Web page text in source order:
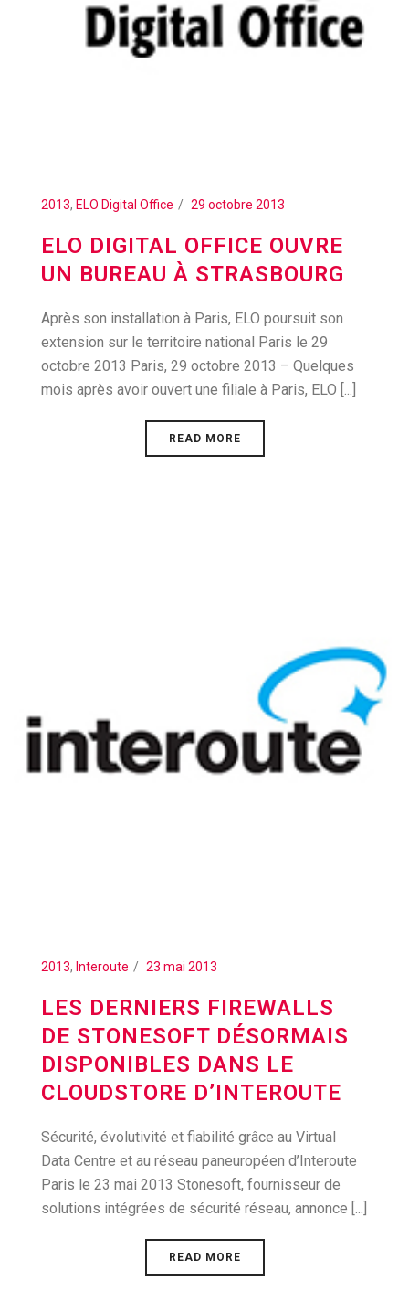
2013, ELO Digital Office 29 octobre 2013
ELO DIGITAL OFFICE OUVRE
UN BUREAU À STRASBOURG
Après son installation à Paris, ELO poursuit son
extension sur le territoire national Paris le 29
octobre 2013 Paris, 29 octobre 2013 – Quelques
mois après avoir ouvert une filiale à Paris, ELO [...]
READ MORE
2013, Interoute 23 mai 2013
LES DERNIERS FIREWALLS
DE STONESOFT DÉSORMAIS
DISPONIBLES DANS LE
CLOUDSTORE D’INTEROUTE
Sécurité, évolutivité et fiabilité grâce au Virtual
Data Centre et au réseau paneuropéen d’Interoute
Paris le 23 mai 2013 Stonesoft, fournisseur de
solutions intégrées de sécurité réseau, annonce [...]
READ MORE